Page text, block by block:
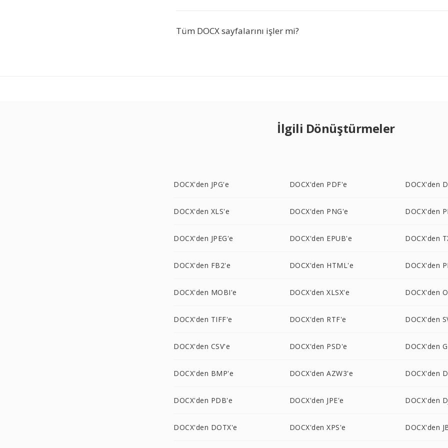
Tüm DOCX sayfalarını işler mi?
İlgili Dönüştürmeler
DOCX'den JPG'e DOCX'den PDF'e DOCX'den
DOCX'den XLS'e DOCX'den PNG'e DOCX'den
DOCX'den JPEG'e DOCX'den EPUB'e DOCX'den
DOCX'den FB2'e DOCX'den HTML'e DOCX'den
DOCX'den MOBI'e DOCX'den XLSX'e DOCX'den
DOCX'den TIFF'e DOCX'den RTF'e DOCX'den
DOCX'den CSV'e DOCX'den PSD'e DOCX'den
DOCX'den BMP'e DOCX'den AZW3'e DOCX'den
DOCX'den PDB'e DOCX'den JPE'e DOCX'den
DOCX'den DOTX'e DOCX'den XPS'e DOCX'den